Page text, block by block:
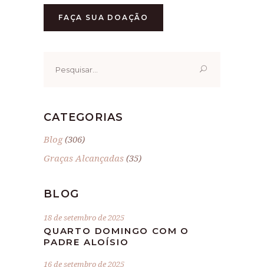
FAÇA SUA DOAÇÃO
por:
CATEGORIAS
Blog(306)
Graças Alcançadas (35)
BLOG
18 de setembro de 2025
QUARTO DOMINGO COM O
PADRE ALOÍSIO
16 de setembro de 2025